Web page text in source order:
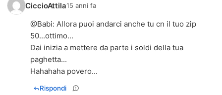
CiccioAttila15 anni fa
@Babi: Allora puoi andarci anche tu cn il tuo zip
50...ottimo...
Dai inizia a mettere da parte i soldi della tua
paghetta...
Hahahaha povero...
Rispondi